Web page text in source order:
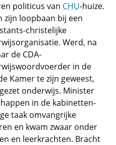
politicus van CHU-huize.
zijn loopbaan bij een
christelijke
Werd, na
de CDA-
in de
Kamer te zijn geweest,
onderwijs. Minister
in de kabinetten-
taak omvangrijke
en kwam zwaar onder
en leerkrachten. Bracht